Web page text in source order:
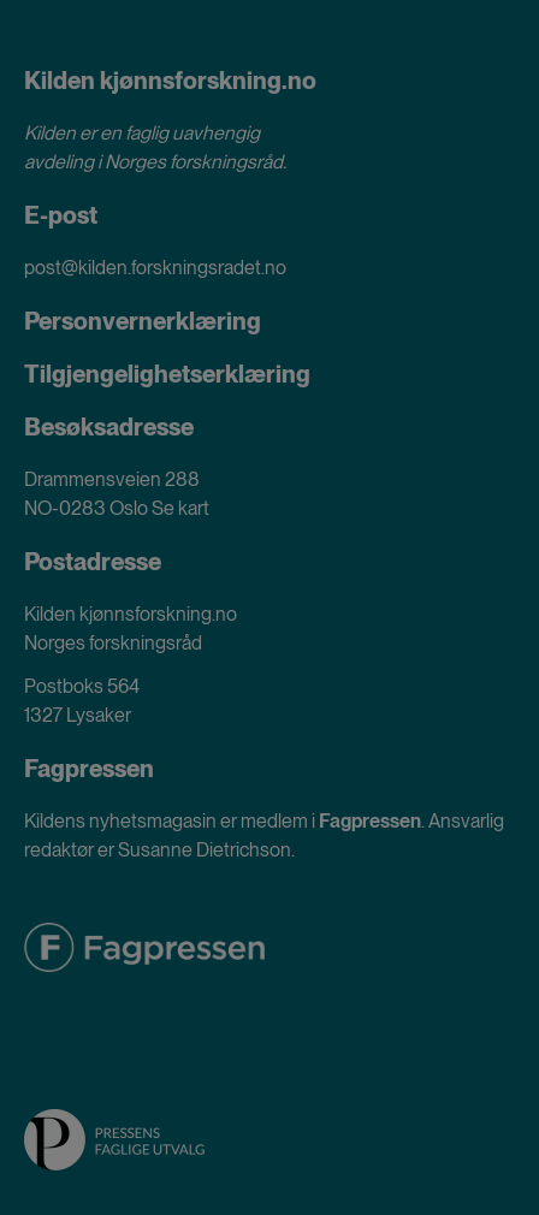
Kilden kjønnsforskning.no
Kilden er en faglig uavhengig
avdeling iNorges forskningsråd.
E-post
post@kilden.forskningsradet.no
Personvernerklæring
Tilgjengelighetserklæring
Besøksadresse
Drammensveien 288
NO-0283 OsloSe kart
Postadresse
Kilden kjønnsforskning.no
Norges forskningsråd
Postboks 564
1327 Lysaker
Fagpressen
Kildens nyhetsmagasin er medlem i Fagpressen. Ansvarlig
redaktør er Susanne Dietrichson.